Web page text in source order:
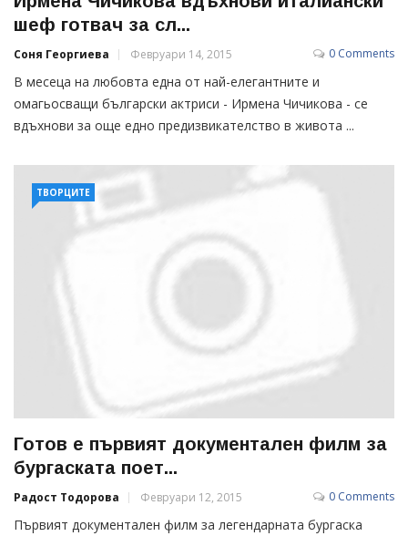
шеф готвач за сл...
Соня Георгиева Февруари 14, 2015 0 Comments
В месеца на любовта една от най-елегантните и
омагьосващи български актриси - Ирмена Чичикова - се
вдъхнови за още едно предизвикателство в живота ...
ТВОРЦИТЕ
Готов е първият документален филм за
бургаската поет...
Радост Тодорова Февруари 12, 2015 0 Comments
Първият документален филм за легендарната бургаска